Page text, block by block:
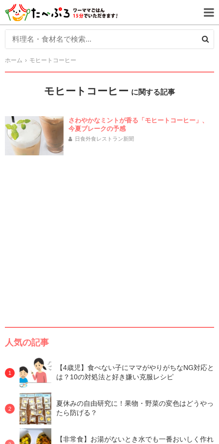
ホーム モヒートコーヒー
モヒートコーヒー に関する記事
さわやかなミントが香る「モヒートコーヒー」、
今夏ブレークの予感
日食外食レストラン新聞
人気の記事
【4歳児】食べない子にママがやりがちなNG対応と
は？10の対処法と好き嫌い克服レシピ
夏休みの自由研究に！果物・野菜の変色はどうやっ
たら防げる？
【非常食】お湯がないとき水でも一番おいしく作れ